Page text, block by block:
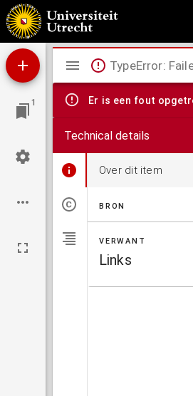
De ster der negentiende eeuw : de h. Joseph :
1
Mirador
viewer
TypeError:
Er is een fout
Technical details
Over dit item
BRON
VERWANT
Links